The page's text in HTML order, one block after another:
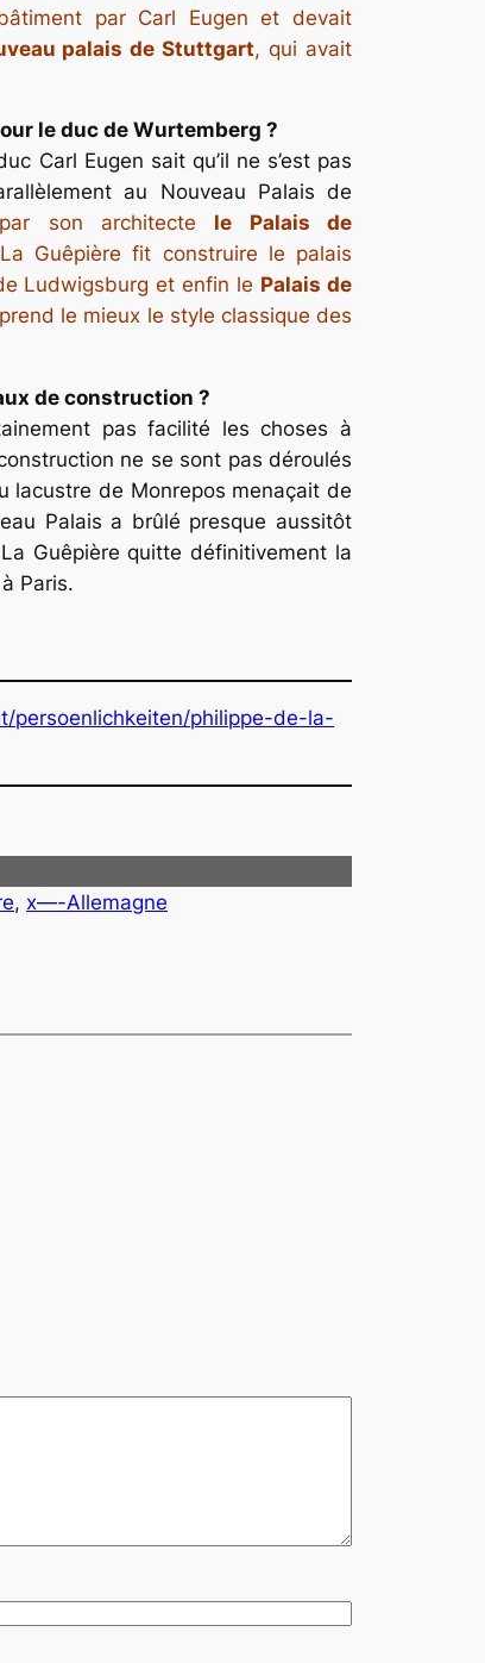
par Carl Eugen et devait
palais de Stuttgart, qui avait
le duc de Wurtemberg ?
Carl Eugen sait qu’il ne s’est pas
au Nouveau Palais de
son architecte le Palais de
Guêpière fit construire le palais
Ludwigsburg et enfin le Palais de
le mieux le style classique des
de construction ?
pas facilité les choses à
ne se sont pas déroulés
lacustre de Monrepos menaçait de
Palais a brûlé presque aussitôt
Guêpière quitte définitivement la
Paris.
persoenlichkeiten/philippe-de-la-
, x—-Allemagne